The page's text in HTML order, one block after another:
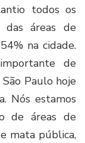
todos os
das áreas de
na cidade.
de
Paulo hoje
Nós estamos
de áreas de
mata pública,